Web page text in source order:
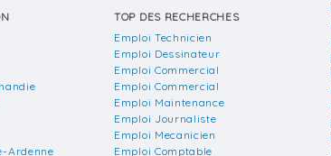
Ardenne
TOP DES RECHERCHES
Emploi Technicien
Emploi Dessinateur
Emploi Commercial
Emploi Commercial
Emploi Maintenance
Emploi Journaliste
Emploi Mecanicien
Emploi Comptable